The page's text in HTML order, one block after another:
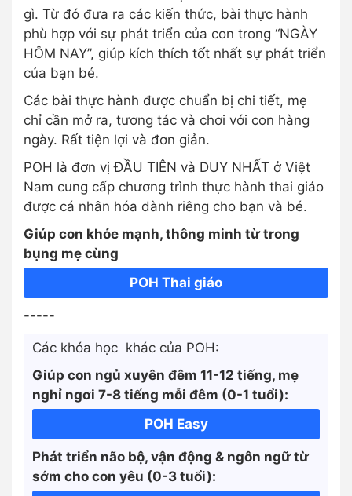
gì. Từ đó đưa ra các kiến thức, bài thực hành
phù hợp với sự phát triển của con trong “NGÀY
HÔM NAY”, giúp kích thích tốt nhất sự phát triển
của bạn bé.
Các bài thực hành được chuẩn bị chi tiết, mẹ
chỉ cần mở ra, tương tác và chơi với con hàng
ngày. Rất tiện lợi và đơn giản.
POH là đơn vị ĐẦU TIÊN và DUY NHẤT ở Việt
Nam cung cấp chương trình thực hành thai giáo
được cá nhân hóa dành riêng cho bạn và bé.
Giúp con khỏe mạnh, thông minh từ trong
bụng mẹ cùng
POH Thai giáo
-----
Các khóa học khác của POH:
Giúp con ngủ xuyên đêm 11-12 tiếng, mẹ
nghỉ ngơi 7-8 tiếng mỗi đêm (0-1 tuổi):
POH Easy
Phát triển não bộ, vận động & ngôn ngữ từ
sớm cho con yêu (0-3 tuổi):